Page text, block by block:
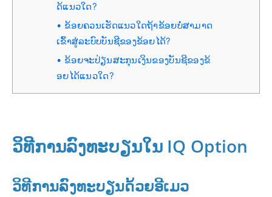
ດ້ແນວໃດ?
ຂ້ອຍຄວນເຮັດແນວໃດຖ້າຂ້ອຍບໍ່ສາມາດ
ເຂົ້າສູ່ລະບົບບັນຊີຂອງຂ້ອຍໄດ້?
ຂ້ອຍຈະປ່ຽນສະກຸນເງິນຂອງບັນຊີຂອງຂ້
ອຍໄດ້ແນວໃດ?
ວິທີການລົງທະບຽນໃນ IQ Option
ວິທີການລົງທະບຽນດ້ວຍອີເມວ